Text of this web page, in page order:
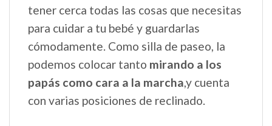
tener cerca todas las cosas que necesitas
para cuidar a tu bebé y guardarlas
cómodamente. Como silla de paseo, la
podemos colocar tanto mirando a los
papás como cara a la marcha,y cuenta
con varias posiciones de reclinado.